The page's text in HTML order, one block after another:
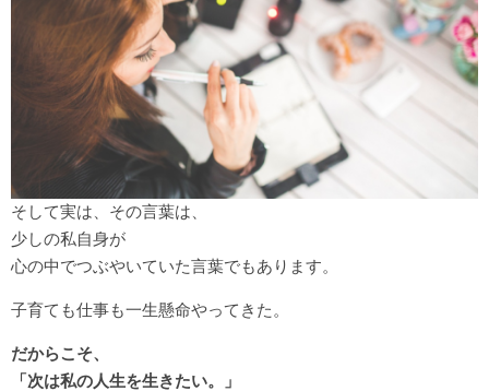
そして実は、 その言葉は、
少しの私自身が
心の中でつぶやいていた言葉でもあります。
子育ても仕事も一生懸命やってきた。
だからこそ、
「次は私の人生を生きたい。」